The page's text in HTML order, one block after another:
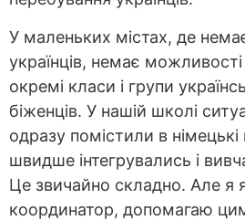
У маленьких містах, де
українців, немає
окремі класи і групи
біженців. У нашій школі
одразу помістили в
швидше інтегрувались і
Це звичайно складно. Але я
координатор, допомагаю